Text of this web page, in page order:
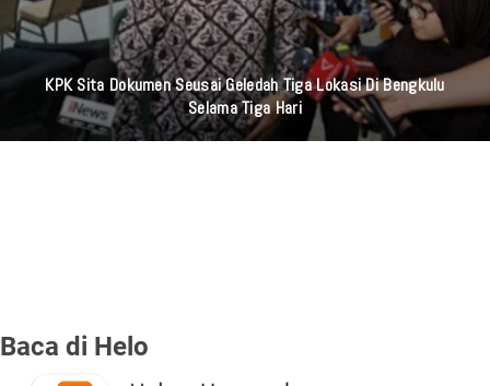
KPK Sita Dokumen Seusai Geledah Tiga Lokasi Di Bengkulu
Selama Tiga Hari
Baca di Helo